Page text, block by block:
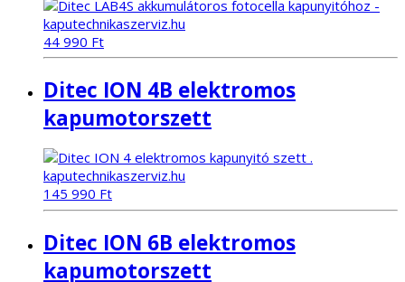
44 990 Ft
Ditec ION 4B elektromos
kapumotorszett
145 990 Ft
Ditec ION 6B elektromos
kapumotorszett